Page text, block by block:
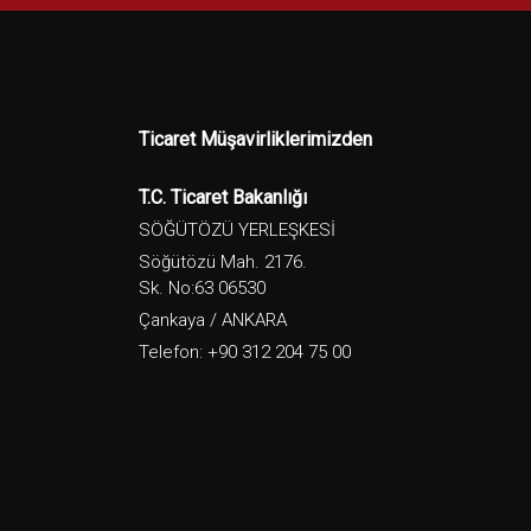
Ticaret Müşavirliklerimizden
T.C. Ticaret Bakanlığı
SÖĞÜTÖZÜ YERLEŞKESİ
Söğütözü Mah. 2176.
Sk. No:63 06530
Çankaya / ANKARA
Telefon: +90 312 204 75 00